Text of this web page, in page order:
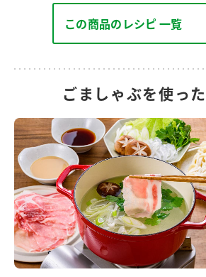
この商品のレシピ 一覧
ごましゃぶを使っ